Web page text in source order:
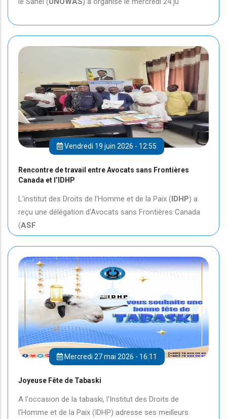
Vendredi 19 juin 2026 - 12:55
Rencontre de travail entre Avocats sans Frontières
Canada et l’IDHP
L'institut des Droits de l'Homme et de la Paix (IDHP) a
reçu une délégation d'Avocats sans Frontières Canada
(ASF
Mercredi 27 mai 2026 - 16:11
Joyeuse Fête de Tabaski
A l'occasion de la tabaski, l'Institut des Droits de
l'Homme et de la Paix (IDHP) adresse ses meilleurs